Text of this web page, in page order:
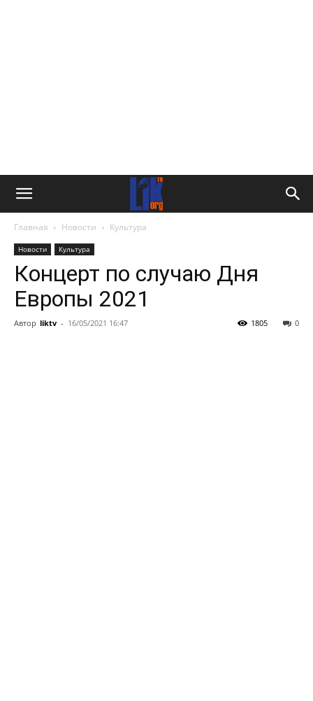
Главная Новости Культура
Новости Культура
Концерт по случаю Дня
Европы 2021
Автор liktv - 16/05/2021 16:47 0
1805